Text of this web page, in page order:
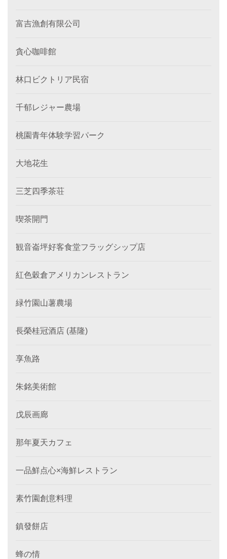
富吉漁創有限公司
貪心咖啡館
林口ビクトリア民宿
千郁レジャー農場
桃園青年体験学習パーク
大地花生
三芝四季茶荘
喫茶開門
観音崙坪好客食堂フラッグシップ店
紅色穀倉アメリカンレストラン
緑竹園山薯農場
長榮桂冠酒店 (基隆)
享魚路
朱銘美術館
戊辰画廊
那年夏天カフェ
一品鮮点心×海鮮レストラン
素竹園創意料理
鎮發餅店
蜂の情